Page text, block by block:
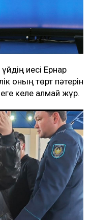
иесі Ернар
оның төрт пәтерін
келе алмай жүр.